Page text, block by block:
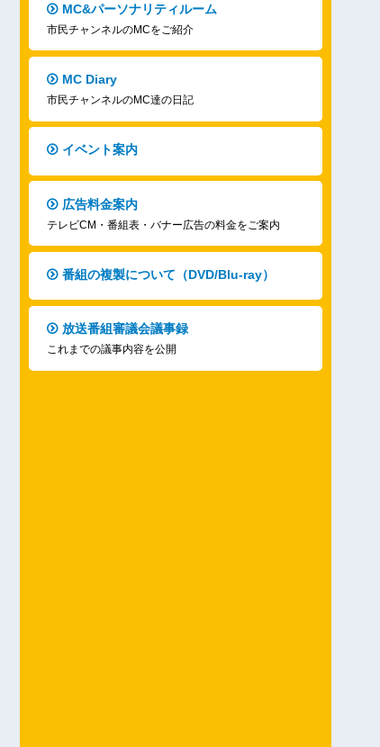
MC&パーソナリティルーム
市民チャンネルのMCをご紹介
MC Diary
市民チャンネルのMC達の日記
イベント案内
広告料金案内
テレビCM・番組表・バナー広告の料金をご案内
番組の複製について（DVD/Blu-ray）
放送番組審議会議事録
これまでの議事内容を公開